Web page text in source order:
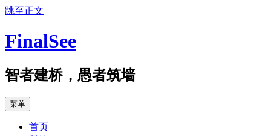
跳至正文
FinalSee
智者建桥，愚者筑墙
菜单
首页